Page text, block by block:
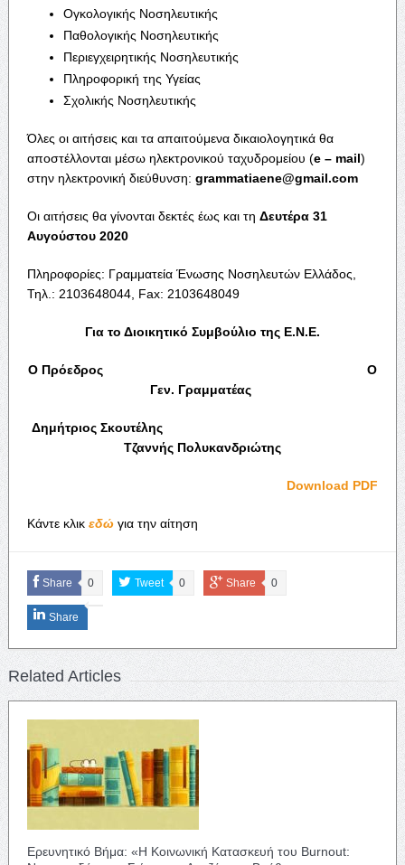
Ογκολογικής Νοσηλευτικής
Παθολογικής Νοσηλευτικής
Περιεγχειρητικής Νοσηλευτικής
Πληροφορική της Υγείας
Σχολικής Νοσηλευτικής
Όλες οι αιτήσεις και τα απαιτούμενα δικαιολογητικά θα
αποστέλλονται μέσω ηλεκτρονικού ταχυδρομείου (e– mail)
στην ηλεκτρονική διεύθυνση: grammatiaene@gmail.com
Οι αιτήσεις θα γίνονται δεκτές έως και τη Δευτέρα 31
Αυγούστου 2020
Πληροφορίες: Γραμματεία Ένωσης Νοσηλευτών Ελλάδος,
Τηλ.: 2103648044, Fax: 2103648049
Για το Διοικητικό Συμβούλιο της Ε.Ν.Ε.
Ο Πρόεδρος Ο
Γεν. Γραμματέας
Δημήτριος Σκουτέλης
Τζαννής Πολυκανδριώτης
Download PDF
Κάντε κλικ εδώγια την αίτηση
Share 0 Tweet 0 Share 0
Share
Related Articles
Ερευνητικό Βήμα: «Η Κοινωνική Κατασκευή του Burnout: